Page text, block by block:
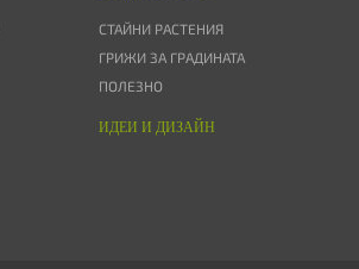
СТАЙНИ РАСТЕНИЯ
ГРИЖИ ЗА ГРАДИНАТА
ПОЛЕЗНО
ИДЕИ И ДИЗАЙН